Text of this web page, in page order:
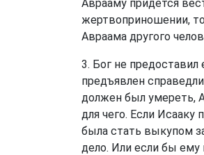
Аврааму придется
жертвоприношении,
Авраама другого
3. Бог не
предъявлен
должен был умереть,
для чего. Если
была стать выкупом
дело. Или если бы ему